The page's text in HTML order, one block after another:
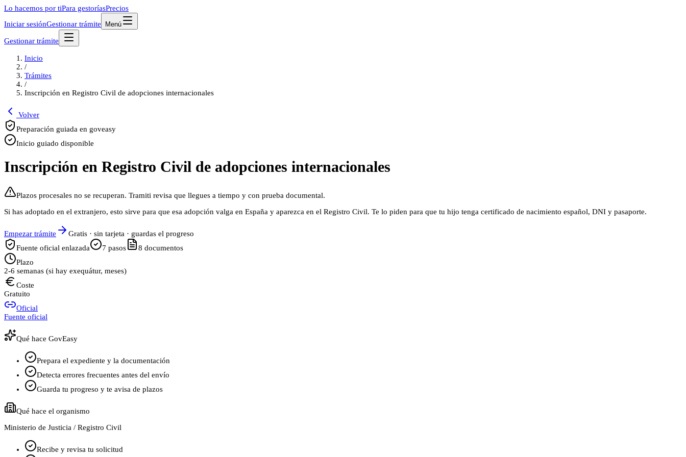
Lo hacemos por tiPara gestoríasPrecios
Iniciar sesiónGestionar trámite Menú
Gestionar trámite
Inicio
/
Trámites
/
Inscripción en Registro Civil de adopciones internacionales
Volver
Preparación guiada en goveasy
Inicio guiado disponible
Inscripción en Registro Civil de adopciones internacionales
Plazos procesales no se recuperan. Tramiti revisa que llegues a tiempo y con prueba documental.
Si has adoptado en el extranjero, esto sirve para que esa adopción valga en España y aparezca en el Registro Civil. Te lo piden para que tu hijo tenga certificado de nacimiento español, DNI y pasaporte.
Empezar trámite
Gratis · sin tarjeta · guardas el progreso
Fuente oficial enlazada
7 pasos 8 documentos
Plazo
2-6 semanas (si hay exequátur, meses)
Coste
Gratuito
Oficial
Fuente oficial
Qué hace GovEasy
Prepara el expediente y la documentación
Detecta errores frecuentes antes del envío
Guarda tu progreso y te avisa de plazos
Qué hace el organismo
Ministerio de Justicia / Registro Civil
Recibe y revisa tu solicitud